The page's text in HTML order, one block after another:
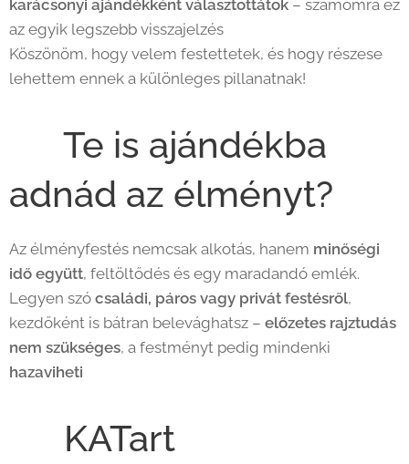
karácsonyi ajándékként választottátok – számomra ez
az egyik legszebb visszajelzés 💛
Köszönöm, hogy velem festettetek, és hogy részese
lehettem ennek a különleges pillanatnak!
🎨 Te is ajándékba
adnád az élményt?
Az élményfestés nemcsak alkotás, hanem minőségi
idő együtt, feltöltődés és egy maradandó emlék.
Legyen szó családi, páros vagy privát festésről,
kezdőként is bátran belevághatsz – előzetes rajztudás
nem szükséges, a festményt pedig mindenki
hazaviheti
📍 KATart